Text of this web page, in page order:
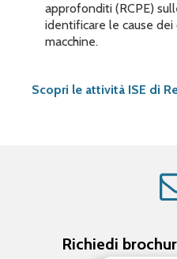
approfonditi (RCPE)
identificare le cause
macchine.
Scopri le attività ISE di
Richiedi